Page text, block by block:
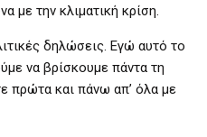
με την κλιματική κρίση.
δηλώσεις. Εγώ αυτό το
να βρίσκουμε πάντα τη
πρώτα και πάνω απ’ όλα με